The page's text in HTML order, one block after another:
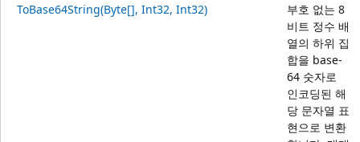
ToBase64String(Byte[], Int32, Int32)
부호 없는 8
비트 정수 배
열의 하위 집
합을 base-
64 숫자로
인코딩된 해
당 문자열 표
현으로 변환